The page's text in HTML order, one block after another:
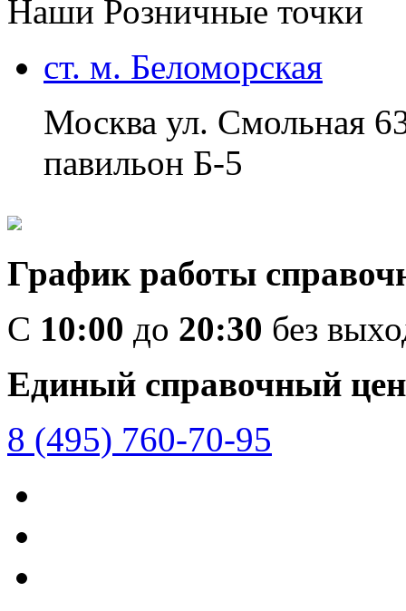
Наши Розничные точки
ст. м. Беломорская
Москва ул. Смольная
павильон Б-5
График работы
C 10:00 до 20:30 без
Единый справочный
8 (495) 760-70-95